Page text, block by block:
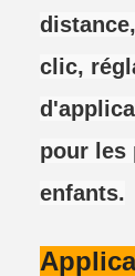
clic,
pour les
enfants.